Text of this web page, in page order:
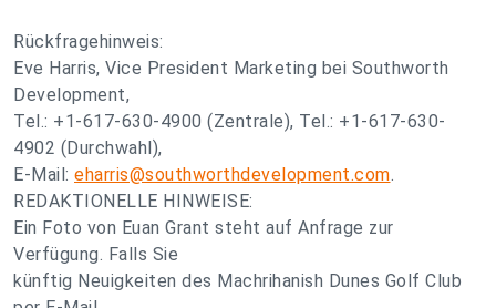
Rückfragehinweis:
Eve Harris, Vice President Marketing bei Southworth
Development,
Tel.: +1-617-630-4900 (Zentrale), Tel.: +1-617-630-
4902 (Durchwahl),
E-Mail: eharris@southworthdevelopment.com.
REDAKTIONELLE HINWEISE:
Ein Foto von Euan Grant steht auf Anfrage zur
Verfügung. Falls Sie
künftig Neuigkeiten des Machrihanish Dunes Golf Club